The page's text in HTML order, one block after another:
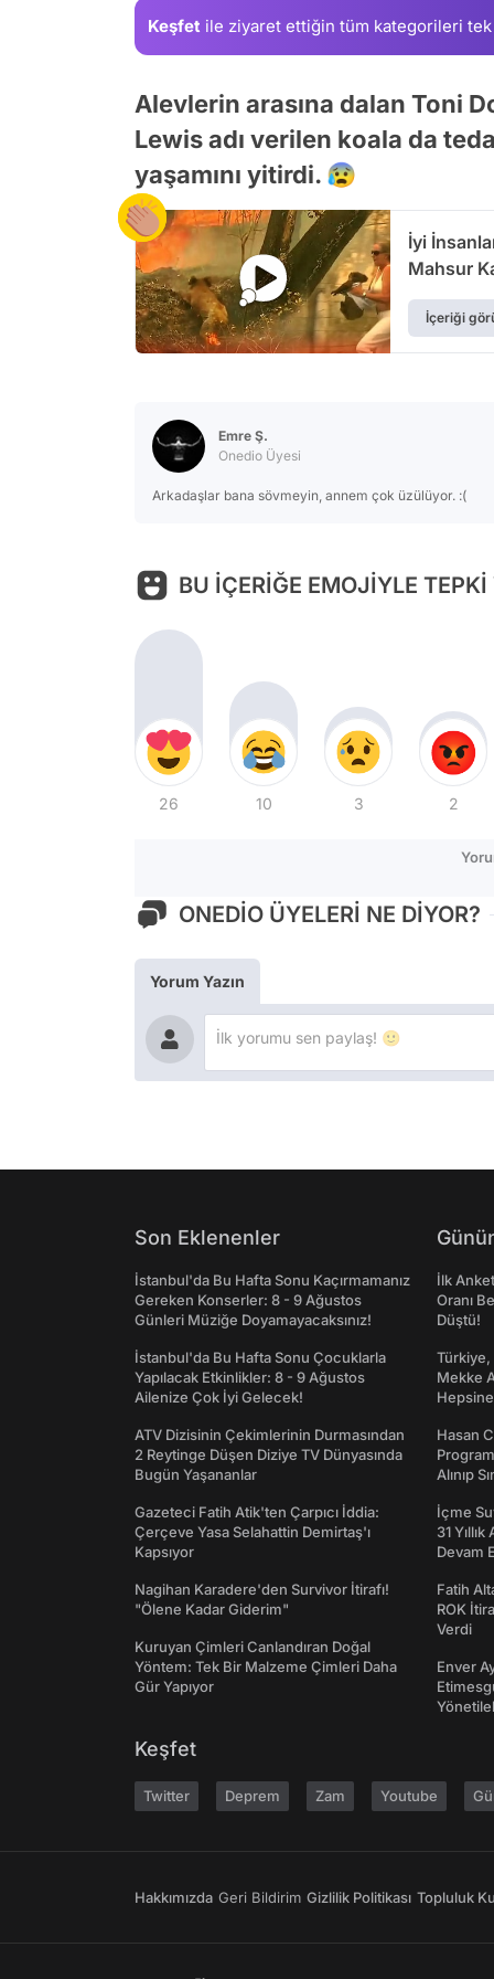
Keşfet ile ziyaret ettiğin tüm kategorileri tek
Alevlerin arasına dalan Toni
Lewis adı verilen koala da
yaşamını yitirdi. 😰
İyi
Mahsur
İçeriği
Emre Ş.
Onedio Üyesi
Arkadaşlar bana sövmeyin, annem çok üzülüyor. :(
BU İÇERİĞE EMOJİYLE TEPKİ
26 10 3 2
ONEDİO ÜYELERİ NE DİYOR?
Yorum Yazın
Son Eklenenler
İstanbul'da Bu Hafta Sonu Kaçırmamanız
Gereken Konserler: 8 - 9 Ağustos
Günleri Müziğe Doyamayacaksınız!
İstanbul'da Bu Hafta Sonu Çocuklarla
Yapılacak Etkinlikler: 8 - 9 Ağustos
Ailenize Çok İyi Gelecek!
ATV Dizisinin Çekimlerinin Durmasından
2 Reytinge Düşen Diziye TV Dünyasında
Bugün Yaşananlar
Gazeteci Fatih Atik'ten Çarpıcı İddia:
Çerçeve Yasa Selahattin Demirtaş'ı
Kapsıyor
Nagihan Karadere'den Survivor İtirafı!
"Ölene Kadar Giderim"
Kuruyan Çimleri Canlandıran Doğal
Yöntem: Tek Bir Malzeme Çimleri Daha
Gür Yapıyor
İlk
Oranı
Düştü!
Türkiye,
Mekke
Hepsine
Hasan
Alınıp
İçme
31
Devam
Fatih
ROK
Verdi
Enver
Keşfet
Twitter Deprem Zam Youtube
Hakkımızda Geri Bildirim Gizlilik Politikası Topluluk